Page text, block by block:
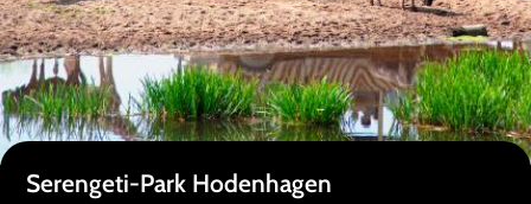
Serengeti-Park Hodenhagen